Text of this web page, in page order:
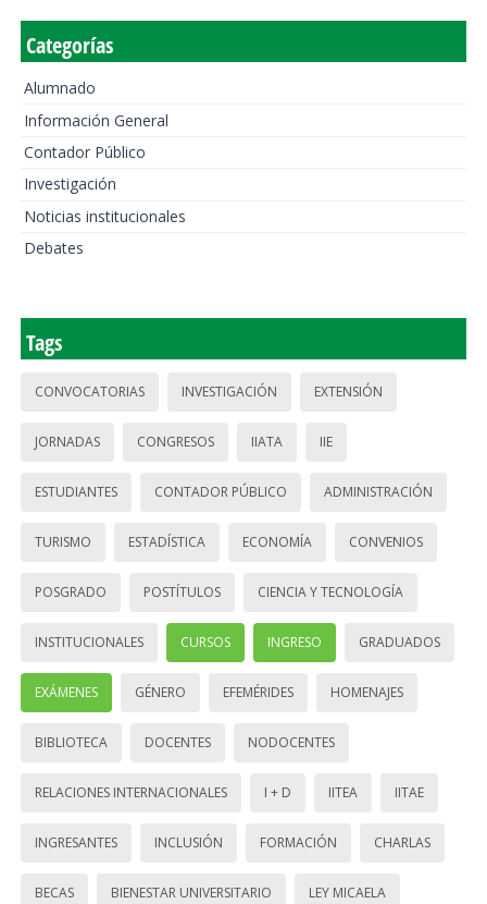
Categorías
Alumnado
Información General
Contador Público
Investigación
Noticias institucionales
Debates
Tags
CONVOCATORIAS INVESTIGACIÓN EXTENSIÓN
JORNADAS CONGRESOS IIATA IIE
ESTUDIANTES CONTADOR PÚBLICO ADMINISTRACIÓN
TURISMO ESTADÍSTICA ECONOMÍA CONVENIOS
POSGRADO POSTÍTULOS CIENCIA Y TECNOLOGÍA
INSTITUCIONALES CURSOS INGRESO GRADUADOS
EXÁMENES GÉNERO EFEMÉRIDES HOMENAJES
BIBLIOTECA DOCENTES NODOCENTES
RELACIONES INTERNACIONALES I + D IITEA IITAE
INGRESANTES INCLUSIÓN FORMACIÓN CHARLAS
BECAS BIENESTAR UNIVERSITARIO LEY MICAELA